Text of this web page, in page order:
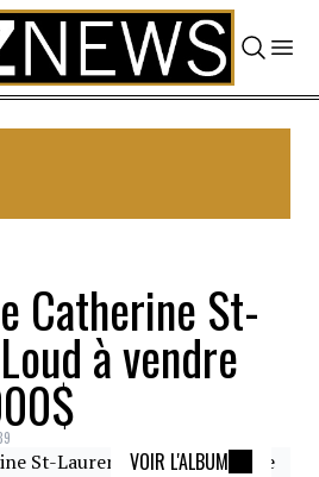
Catherine St-
à vendre
VOIR L'ALBUM